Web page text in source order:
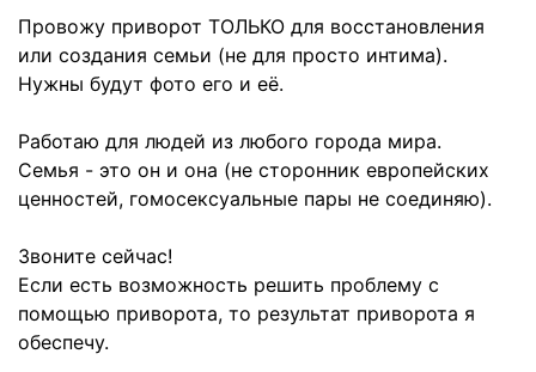
Провожу приворот ТОЛЬКО для восстановления
или создания семьи (не для просто интима).
Нужны будут фото его и её.
Работаю для людей из любого города мира.
Семья - это он и она (не сторонник европейских
ценностей, гомосексуальные пары не соединяю).
Звоните сейчас!
Если есть возможность решить проблему с
помощью приворота, то результат приворота я
обеспечу.